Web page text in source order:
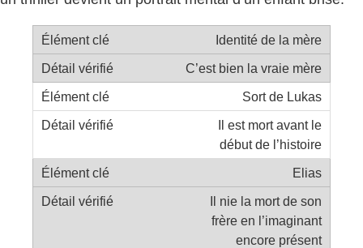
Identité de la mère
C’est bien la vraie mère
Sort de Lukas
Il est mort avant le
début de l’histoire
Elias
Il nie la mort de son
frère en l’imaginant
encore présent